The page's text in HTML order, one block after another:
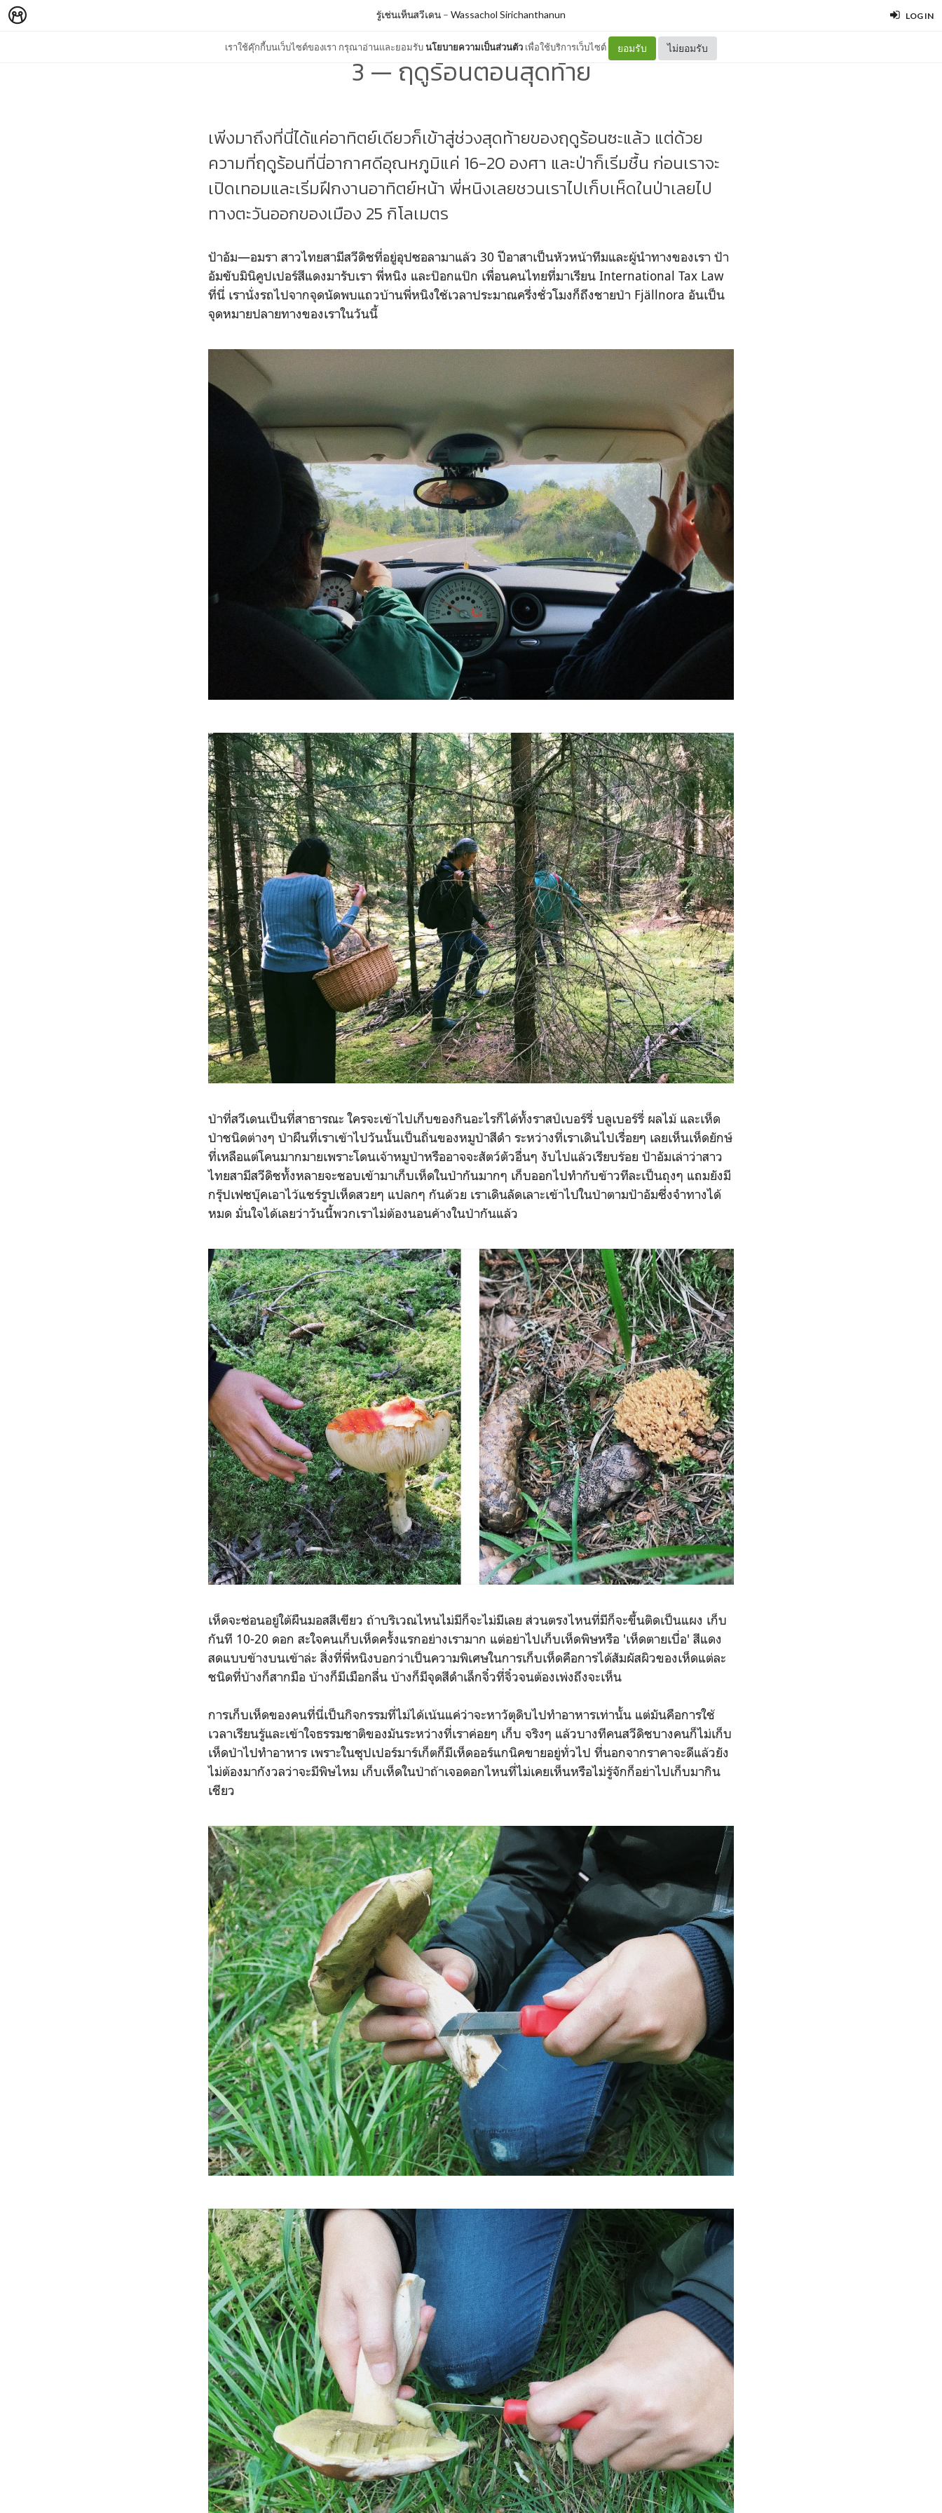
LOG IN
เราใช้คุ๊กกี้บนเว็บไซต์ของเรา กรุณาอ่านและยอมรับนโยบายความเป็นส่วนตัว เพื่อใช้บริการเว็บไซต์ ยอมรับ ไม่ยอมรับ
รู้เช่นเห็นสวีเดน – Wassachol Sirichanthanun
3 — ฤดูร้อนตอนสุดท้าย
เพิ่งมาถึงที่นี่ได้แค่อาทิตย์เดียวก็เข้าสู่ช่วงสุดท้ายของฤดูร้อนซะแล้ว แต่ด้วย
ความที่ฤดูร้อนที่นี่อากาศดีอุณหภูมิแค่ 16-20 องศา และป่าก็เริ่มชื้น ก่อนเราจะ
เปิดเทอมและเริ่มฝึกงานอาทิตย์หน้า พี่หนิงเลยชวนเราไปเก็บเห็ดในป่าเลยไป
ทางตะวันออกของเมือง 25 กิโลเมตร
ป้าอัม—อมรา สาวไทยสามีสวีดิชที่อยู่อุปซอลามาแล้ว 30 ปีอาสาเป็นหัวหน้าทีมและผู้นำทางของเรา ป้า
อัมขับมินิคูปเปอร์สีแดงมารับเรา พี่หนิง และป๊อกแป๊ก เพื่อนคนไทยที่มาเรียน International Tax Law
ที่นี่ เรานั่งรถไปจากจุดนัดพบแถวบ้านพี่หนิงใช้เวลาประมาณครึ่งชั่วโมงก็ถึงชายป่า Fjällnora อันเป็น
จุดหมายปลายทางของเราในวันนี้
ป่าที่สวีเดนเป็นที่สาธารณะ ใครจะเข้าไปเก็บของกินอะไรก็ได้ทั้งราสป์เบอร์รี่ บลูเบอร์รี่ ผลไม้ และเห็ด
ป่าชนิดต่างๆ ป่าผืนที่เราเข้าไปวันนั้นเป็นถิ่นของหมูป่าสีดำ ระหว่างที่เราเดินไปเรื่อยๆ เลยเห็นเห็ดยักษ์
ที่เหลือแต่โคนมากมายเพราะโดนเจ้าหมูป่าหรืออาจจะสัตว์ตัวอื่นๆ งับไปแล้วเรียบร้อย ป้าอัมเล่าว่าสาว
ไทยสามีสวีดิชทั้งหลายจะชอบเข้ามาเก็บเห็ดในป่ากันมากๆ เก็บออกไปทำกับข้าวทีละเป็นถุงๆ แถมยังมี
กรุ๊ปเฟซบุ๊คเอาไว้แชร์รูปเห็ดสวยๆ แปลกๆ กันด้วย เราเดินลัดเลาะเข้าไปในป่าตามป้าอัมซึ่งจำทางได้
หมด มั่นใจได้เลยว่าวันนี้พวกเราไม่ต้องนอนค้างในป่ากันแล้ว
เห็ดจะซ่อนอยู่ใต้ผืนมอสสีเขียว ถ้าบริเวณไหนไม่มีก็จะไม่มีเลย ส่วนตรงไหนที่มีก็จะขึ้นติดเป็นแผง เก็บ
กันที 10-20 ดอก สะใจคนเก็บเห็ดครั้งแรกอย่างเรามาก แต่อย่าไปเก็บเห็ดพิษหรือ 'เห็ดตายเบื่อ' สีแดง
สดแบบข้างบนเข้าล่ะ สิ่งที่พี่หนิงบอกว่าเป็นความพิเศษในการเก็บเห็ดคือการได้สัมผัสผิวของเห็ดแต่ละ
ชนิดที่บ้างก็สากมือ บ้างก็มีเมือกลื่น บ้างก็มีจุดสีดำเล็กจิ๋วที่จิ๋วจนต้องเพ่งถึงจะเห็น
การเก็บเห็ดของคนที่นี่เป็นกิจกรรมที่ไม่ได้เน้นแค่ว่าจะหาวัตุดิบไปทำอาหารเท่านั้น แต่มันคือการใช้
เวลาเรียนรู้และเข้าใจธรรมชาติของมันระหว่างที่เราค่อยๆ เก็บ จริงๆ แล้วบางทีคนสวีดิชบางคนก็ไม่เก็บ
เห็ดป่าไปทำอาหาร เพราะในซุปเปอร์มาร์เก็ตก็มีเห็ดออร์แกนิคขายอยู่ทั่วไป ที่นอกจากราคาจะดีแล้วยัง
ไม่ต้องมากังวลว่าจะมีพิษไหม เก็บเห็ดในป่าถ้าเจอดอกไหนที่ไม่เคยเห็นหรือไม่รู้จักก็อย่าไปเก็บมากิน
เชียว